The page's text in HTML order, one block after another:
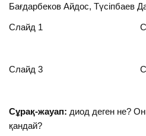
Бағдарбеков Айдос, Түсіпбаев
Слайд 1
Слайд 3
Сұрақ-жауап: диод деген не?
қандай?